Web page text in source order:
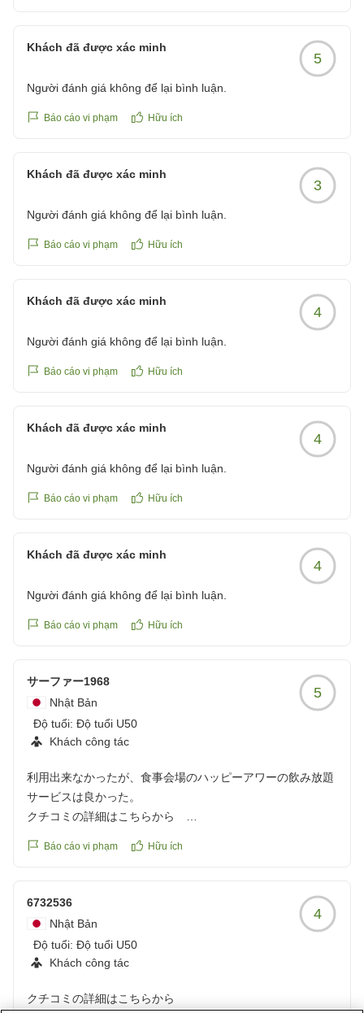
Khách đã được xác minh
5
Người đánh giá không để lại bình luận.
Báo cáo vi phạm Hữu ích
Khách đã được xác minh
3
Người đánh giá không để lại bình luận.
Báo cáo vi phạm Hữu ích
Khách đã được xác minh
4
Người đánh giá không để lại bình luận.
Báo cáo vi phạm Hữu ích
Khách đã được xác minh
4
Người đánh giá không để lại bình luận.
Báo cáo vi phạm Hữu ích
Khách đã được xác minh
4
Người đánh giá không để lại bình luận.
Báo cáo vi phạm Hữu ích
サーファー1968
Nhật Bản
Độ tuổi: Độ tuổi U50
Khách công tác
5
利用出来なかったが、食事会場のハッピーアワーの飲み放題
サービスは良かった。
クチコミの詳細はこちらから
reviewId=33123478393740
Báo cáo vi phạm Hữu ích
6732536
Nhật Bản
Độ tuổi: Độ tuổi U50
Khách công tác
4
クチコミの詳細はこちらから